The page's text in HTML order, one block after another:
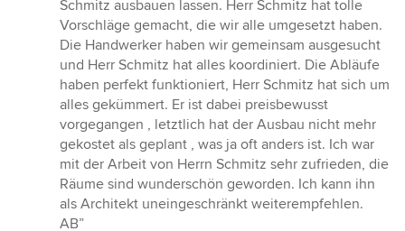
von
5
Sternen
Schmitz ausbauen lassen. Herr Schmitz hat tolle
Vorschläge gemacht, die wir alle umgesetzt haben.
Die Handwerker haben wir gemeinsam ausgesucht
und Herr Schmitz hat alles koordiniert. Die Abläufe
haben perfekt funktioniert, Herr Schmitz hat sich um
alles gekümmert. Er ist dabei preisbewusst
vorgegangen , letztlich hat der Ausbau nicht mehr
gekostet als geplant , was ja oft anders ist. Ich war
mit der Arbeit von Herrn Schmitz sehr zufrieden, die
Räume sind wunderschön geworden. Ich kann ihn
als Architekt uneingeschränkt weiterempfehlen.
AB”